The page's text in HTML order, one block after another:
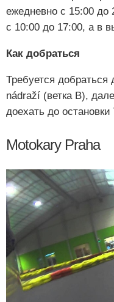
ежедневно с 15:00 до
с 10:00 до 17:00, а в
Как добраться
Требуется
nádraží (ветка B),
доехать до
Motokary Praha